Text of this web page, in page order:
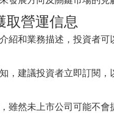
取營運信息
紹和業務描述，投資者可
，建議投資者立即訂閱，
雖然未上市公司可能不會